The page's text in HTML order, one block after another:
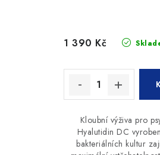
1 390 Kč
Kloubní výživa pro
Hyalutidin DC
bakteriálních kultur